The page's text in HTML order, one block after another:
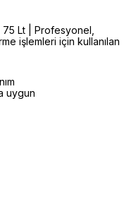
Lt | Profesyonel,
işlemleri için kullanılan
uygun